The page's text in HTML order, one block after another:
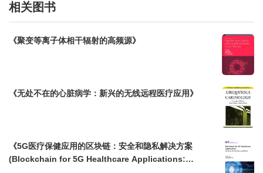
相关图书
《聚变等离子体相干辐射的高频源》
《无处不在的心脏病学：新兴的无线远程医疗应用》
《5G医疗保健应用的区块链：安全和隐私解决方案
(Blockchain for 5G Healthcare Applications: